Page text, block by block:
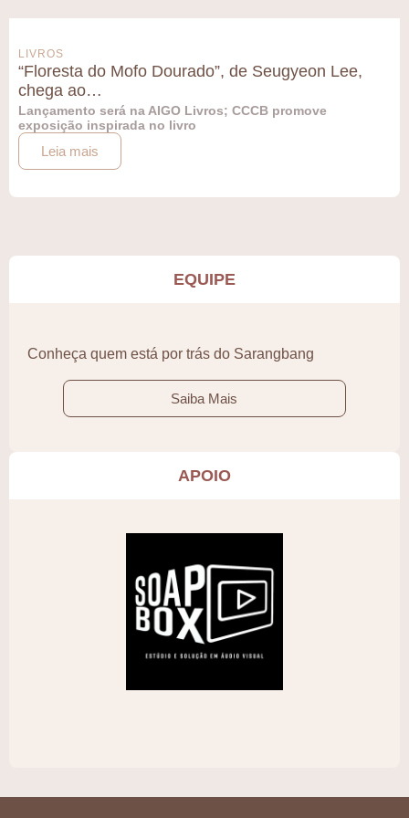
LIVROS
“Floresta do Mofo Dourado”, de Seugyeon Lee,
chega ao…
Lançamento será na AIGO Livros; CCCB promove
exposição inspirada no livro
Leia mais
EQUIPE
Conheça quem está por trás do Sarangbang
Saiba Mais
APOIO